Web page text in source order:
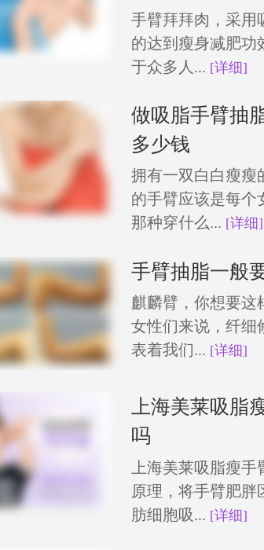
手臂拜拜肉，采用
的达到瘦身减肥功
于众多人... [详细]
做吸脂手臂抽
多少钱
拥有一双白白瘦瘦
的手臂应该是每个
那种穿什么... [详细]
手臂抽脂一般
麒麟臂，你想要这
女性们来说，纤细
表着我们... [详细]
上海美莱吸脂
吗
上海美莱吸脂瘦
原理，将手臂肥胖
肪细胞吸... [详细]